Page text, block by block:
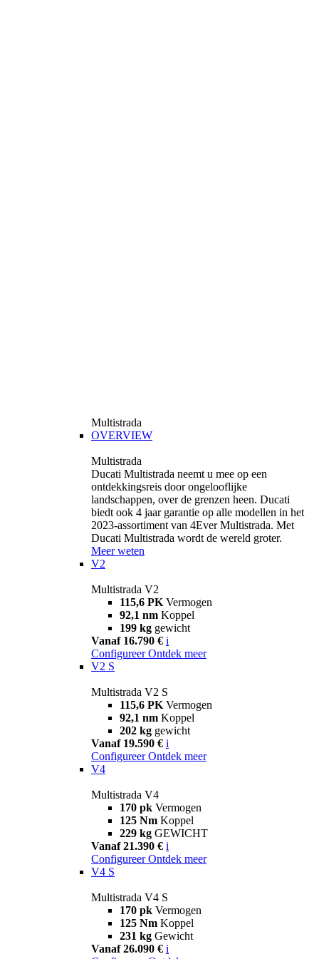
Multistrada
OVERVIEW
Multistrada
Ducati Multistrada neemt u mee op een
ontdekkingsreis door ongelooflijke
landschappen, over de grenzen heen. Ducati
biedt ook 4 jaar garantie op alle modellen in het
2023-assortiment van 4Ever Multistrada. Met
Ducati Multistrada wordt de wereld groter.
Meer weten
V2
Multistrada V2
115,6 PK Vermogen
92,1 nm Koppel
199 kg gewicht
Vanaf 16.790 € i
Configureer Ontdek meer
V2 S
Multistrada V2 S
115,6 PK Vermogen
92,1 nm Koppel
202 kg gewicht
Vanaf 19.590 € i
Configureer Ontdek meer
V4
Multistrada V4
170 pk Vermogen
125 Nm Koppel
229 kg GEWICHT
Vanaf 21.390 € i
Configureer Ontdek meer
V4 S
Multistrada V4 S
170 pk Vermogen
125 Nm Koppel
231 kg Gewicht
Vanaf 26.090 € i